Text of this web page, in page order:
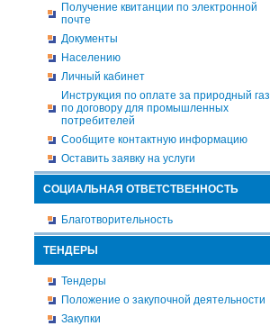
Получение квитанции по электронной
почте
Документы
Населению
Личный кабинет
Инструкция по оплате за природный газ
по договору для промышленных
потребителей
Сообщите контактную информацию
Оставить заявку на услуги
СОЦИАЛЬНАЯ ОТВЕТСТВЕННОСТЬ
Благотворительность
ТЕНДЕРЫ
Тендеры
Положение о закупочной деятельности
Закупки